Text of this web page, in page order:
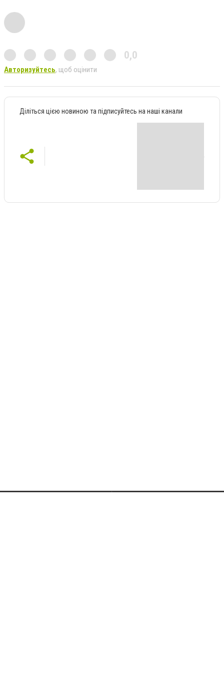
0,0
Авторизуйтесь, щоб оцінити
Діліться цією новиною та підписуйтесь на наші канали